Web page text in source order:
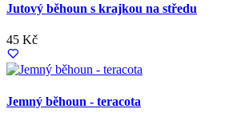
Jutový běhoun s krajkou na středu
45 Kč
Jemný běhoun - teracota